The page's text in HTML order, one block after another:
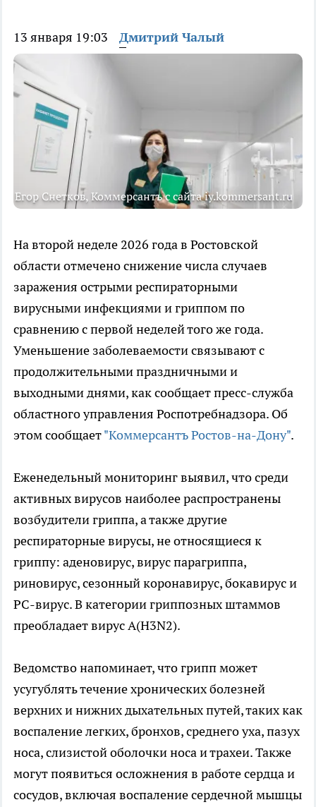
13 января 19:03 Дмитрий Чалый
Егор Снетков, Коммерсантъ с сайта iy.kommersant.ru
На второй неделе 2026 года в Ростовской
области отмечено снижение числа случаев
заражения острыми респираторными
вирусными инфекциями и гриппом по
сравнению с первой неделей того же года.
Уменьшение заболеваемости связывают с
продолжительными праздничными и
выходными днями, как сообщает пресс-служба
областного управления Роспотребнадзора. Об
этом сообщает"Коммерсантъ Ростов-на-Дону".
Еженедельный мониторинг выявил, что среди
активных вирусов наиболее распространены
возбудители гриппа, а также другие
респираторные вирусы, не относящиеся к
гриппу: аденовирус, вирус парагриппа,
риновирус, сезонный коронавирус, бокавирус и
РС-вирус. В категории гриппозных штаммов
преобладает вирус А(H3N2).
Ведомство напоминает, что грипп может
усугублять течение хронических болезней
верхних и нижних дыхательных путей, таких как
воспаление легких, бронхов, среднего уха, пазух
носа, слизистой оболочки носа и трахеи. Также
могут появиться осложнения в работе сердца и
сосудов, включая воспаление сердечной мышцы